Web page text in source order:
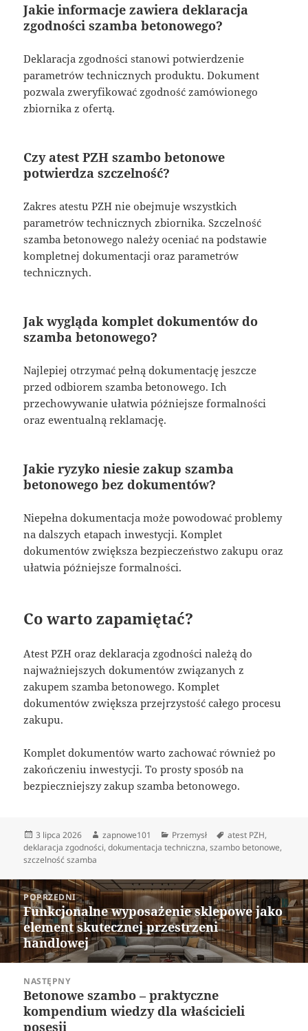
Jakie informacje zawiera deklaracja
zgodności szamba betonowego?
Deklaracja zgodności stanowi potwierdzenie
parametrów technicznych produktu. Dokument
pozwala zweryfikować zgodność zamówionego
zbiornika z ofertą.
Czy atest PZH szambo betonowe
potwierdza szczelność?
Zakres atestu PZH nie obejmuje wszystkich
parametrów technicznych zbiornika. Szczelność
szamba betonowego należy oceniać na podstawie
kompletnej dokumentacji oraz parametrów
technicznych.
Jak wygląda komplet dokumentów do
szamba betonowego?
Najlepiej otrzymać pełną dokumentację jeszcze
przed odbiorem szamba betonowego. Ich
przechowywanie ułatwia późniejsze formalności
oraz ewentualną reklamację.
Jakie ryzyko niesie zakup szamba
betonowego bez dokumentów?
Niepełna dokumentacja może powodować problemy
na dalszych etapach inwestycji. Komplet
dokumentów zwiększa bezpieczeństwo zakupu oraz
ułatwia późniejsze formalności.
Co warto zapamiętać?
Atest PZH oraz deklaracja zgodności należą do
najważniejszych dokumentów związanych z
zakupem szamba betonowego. Komplet
dokumentów zwiększa przejrzystość całego procesu
zakupu.
Komplet dokumentów warto zachować również po
zakończeniu inwestycji. To prosty sposób na
bezpieczniejszy zakup szamba betonowego.
Data
publikacji
3 lipca 2026 Autor
zapnowe101 Kategorie
Przemysł Tagi
atest PZH,
deklaracja zgodności,dokumentacja techniczna,szambo betonowe,
szczelność szamba
Nawigacja
wpisuPOPRZEDNI
Poprzedni
wpis:
Funkcjonalne wyposażenie sklepowe jako
element skutecznej przestrzeni
handlowej
NASTĘPNY
Następny
wpis:
Betonowe szambo – praktyczne
kompendium wiedzy dla właścicieli
posesji